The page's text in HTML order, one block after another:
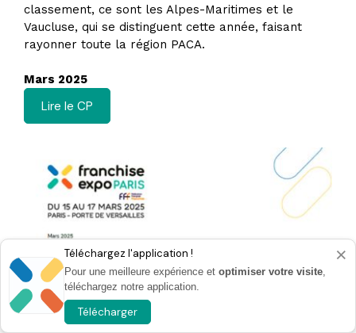
classement, ce sont les Alpes-Maritimes et le
Vaucluse, qui se distinguent cette année, faisant
rayonner toute la région PACA.
Mars 2025
Lire le CP
×
Téléchargez l'application !
Pour une meilleure expérience et optimiser votre visite,
téléchargez notre application.
Télécharger